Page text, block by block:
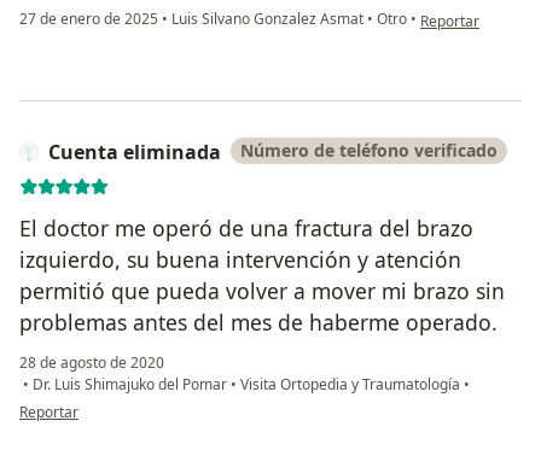
27 de enero de 2025 • Luis Silvano Gonzalez Asmat • Otro • en opinión del
Reportar
Cuenta eliminada Número de teléfono verificado
El doctor me operó de una fractura del brazo
izquierdo, su buena intervención y atención
permitió que pueda volver a mover mi brazo sin
problemas antes del mes de haberme operado.
28 de agosto de 2020
• Dr. Luis Shimajuko del Pomar • Visita Ortopedia y Traumatología •
en opinión del usuario Cuenta eliminada
Reportar